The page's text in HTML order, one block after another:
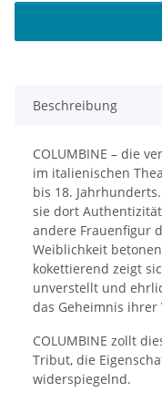
Beschreibung
COLUMBINE – die
im italienischen
bis 18.
sie dort
andere Frauenfigur
Weiblichkeit
kokettierend zeigt
unverstellt und
das Geheimnis
COLUMBINE zollt
Tribut, die
widerspiegelnd.